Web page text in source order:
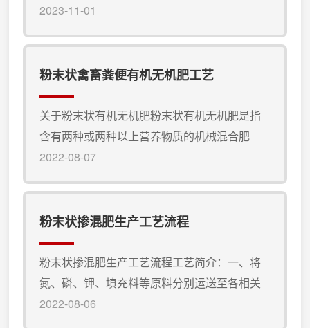
工，作为有机肥设备的 制造商，为您呈现一种
核心工艺1.翻堆与通风：我们的工艺流程包括鸡
粪的翻堆和通风，确保了氧气和微生物的均匀
分布，促进了有机物质的降解和发酵。通过精
确控制通风速度，我们实现了 的温湿度条件，
加速了发酵过程。2.发...
2023-11-01
粉末状禽畜粪便有机无机肥工艺
关于粉末状有机无机肥粉末状有机无机肥是指
含有两种或两种以上营养物质的机械混合肥
料，其养分的配比是根据作物品种、目标产
区和季节的特殊需要掺配具有改良土壤生理特
性的辅助添加剂（如石灰石、白云石粉等）和
除草剂、杀虫剂等，使它成为一种全养分、多
功能的专用有机无机肥料。粉末状有机无机肥
工艺简介：将处理后的禽畜粪便（牛、羊、...
2022-08-07
粉末状掺混肥生产工艺流程
粉末状掺混肥生产工艺流程工艺简介：一、将
氮、磷、钾、填充料等原料分别运送至各相关
料仓。二、经各全自动计量装置称重。三、输
2022-08-06